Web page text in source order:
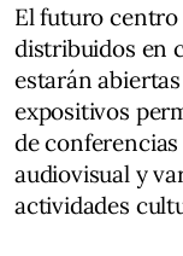
El futuro centro
distribuidos en
estarán
expositivos
de
audiovisual y
actividades